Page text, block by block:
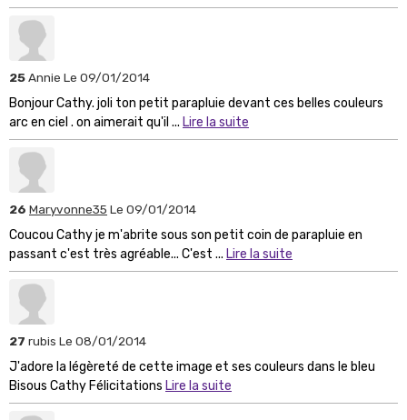
25Annie Le 09/01/2014
Bonjour Cathy. joli ton petit parapluie devant ces belles couleurs
arc en ciel . on aimerait qu'il ... Lire la suite
26 Maryvonne35 Le 09/01/2014
Coucou Cathy je m'abrite sous son petit coin de parapluie en
passant c'est très agréable... C'est ... Lire la suite
27 rubis Le 08/01/2014
J'adore la légèreté de cette image et ses couleurs dans le bleu
Bisous Cathy Félicitations Lire la suite